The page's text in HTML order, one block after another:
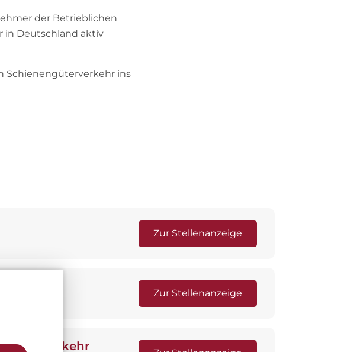
der Betrieblichen
in Deutschland aktiv
Schienengüterverkehr ins
Zur Stellenanzeige
Zur Stellenanzeige
Güterverkehr